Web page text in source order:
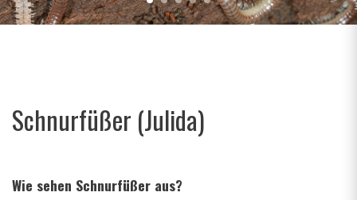
Schnurfüßer (Julida)
Wie sehen Schnurfüßer aus?